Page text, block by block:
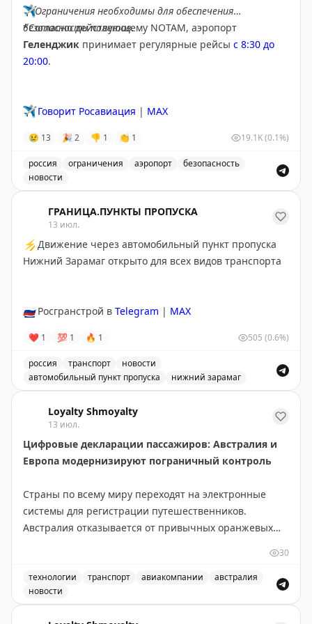
✈️Ограничения необходимы для обеспечения
безопасности полетов.
*Согласно действующему NOTAM, аэропорт
Геленджик принимает регулярные рейсы с 8:30 до
20:00.
✈️ Говорит Росавиация | MAX
😢 13 🎉 2 👎 1 👏 1 19.1K(0.1%)
россия ограничения аэропорт
безопасность
новости
ГРАНИЦА.ПУНКТЫ ПРОПУСКА
13 июл.
⚡ Движение через автомобильный пункт пропуска
Нижний Зарамаг открыто для всех видов транспорта
🇷🇺Росгранстрой в Telegram | MAX
❤ 1 💯 1 🔥 1 505 (0.6%)
россия транспорт
новости
автомобильный пункт пропуска
нижний зарамаг
Loyalty Shmoyalty
13 июл.
Цифровые декларации пассажиров: Австралия и
Европа модернизируют пограничный контроль
Страны по всему миру переходят на электронные
системы для регистрации путешественников.
Австралия отказывается от привычных оранжевых
платформы Australia Travel Declaration. Новая система
будет внедрена во всех международных аэропортах и
портах в течение 12-18 месяцев. На проект выделено
30
технологии транспорт авиакомпании
австралия
новости